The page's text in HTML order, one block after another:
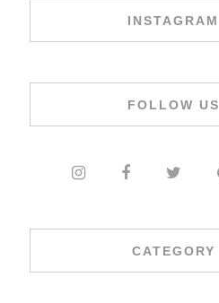
INSTAGRAM
FOLLOW US
CATEGORY